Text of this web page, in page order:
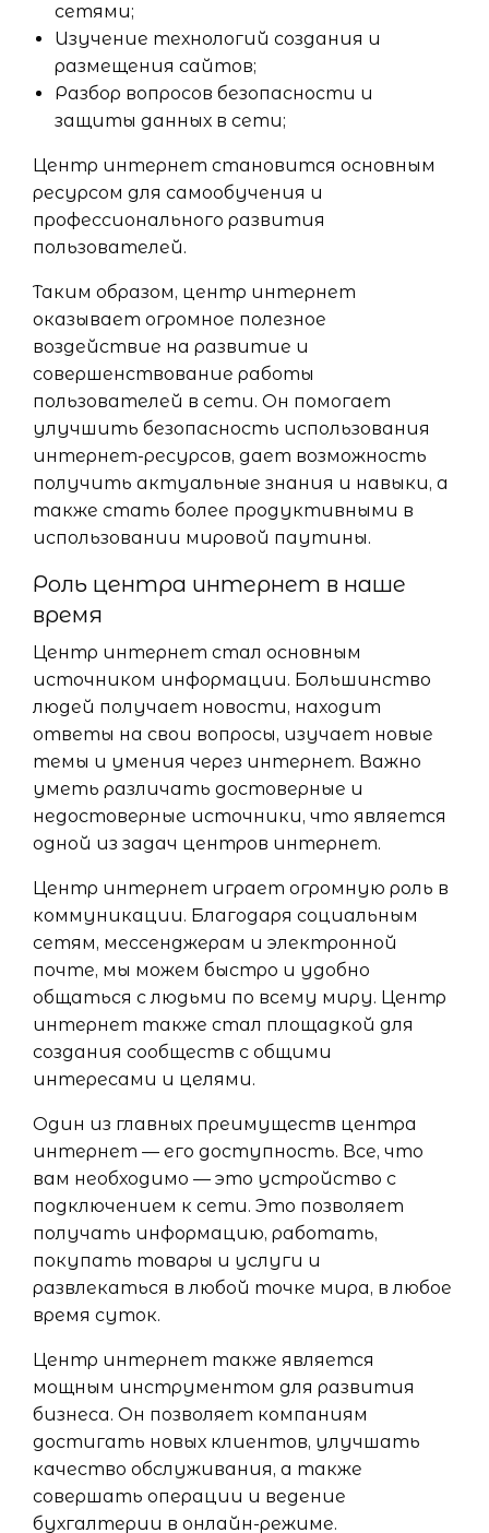
сетями;
Изучение технологий создания и
размещения сайтов;
Разбор вопросов безопасности и
защиты данных в сети;
Центр интернет становится основным
ресурсом для самообучения и
профессионального развития
пользователей.
Таким образом, центр интернет
оказывает огромное полезное
воздействие на развитие и
совершенствование работы
пользователей в сети. Он помогает
улучшить безопасность использования
интернет-ресурсов, дает возможность
получить актуальные знания и навыки, а
также стать более продуктивными в
использовании мировой паутины.
Роль центра интернет в наше
время
Центр интернет стал основным
источником информации. Большинство
людей получает новости, находит
ответы на свои вопросы, изучает новые
темы и умения через интернет. Важно
уметь различать достоверные и
недостоверные источники, что является
одной из задач центров интернет.
Центр интернет играет огромную роль в
коммуникации. Благодаря социальным
сетям, мессенджерам и электронной
почте, мы можем быстро и удобно
общаться с людьми по всему миру. Центр
интернет также стал площадкой для
создания сообществ с общими
интересами и целями.
Один из главных преимуществ центра
интернет — его доступность. Все, что
вам необходимо — это устройство с
подключением к сети. Это позволяет
получать информацию, работать,
покупать товары и услуги и
развлекаться в любой точке мира, в любое
время суток.
Центр интернет также является
мощным инструментом для развития
бизнеса. Он позволяет компаниям
достигать новых клиентов, улучшать
качество обслуживания, а также
совершать операции и ведение
бухгалтерии в онлайн-режиме.